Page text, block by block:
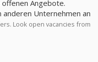
offenen Angebote.
anderen Unternehmen an
Look open vacancies from